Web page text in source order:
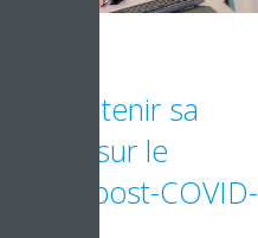
maintenir sa
leader sur le
l'ère post-COVID-